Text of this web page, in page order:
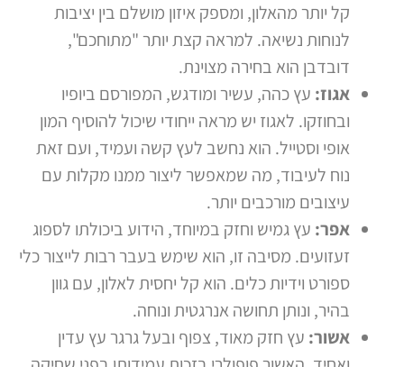
קל יותר מהאלון, ומספק איזון מושלם בין יציבות
לנוחות נשיאה. למראה קצת יותר "מתוחכם",
דובדבן הוא בחירה מצוינת.
אגוז:עץ כהה, עשיר ומודגש, המפורסם ביופיו
ובחוזקו. לאגוז יש מראה ייחודי שיכול להוסיף המון
אופי וסטייל. הוא נחשב לעץ קשה ועמיד, ועם זאת
נוח לעיבוד, מה שמאפשר ליצור ממנו מקלות עם
עיצובים מורכבים יותר.
אפר:עץ גמיש וחזק במיוחד, הידוע ביכולתו לספוג
זעזועים. מסיבה זו, הוא שימש בעבר רבות לייצור כלי
ספורט וידיות כלים. הוא קל יחסית לאלון, עם גוון
בהיר, ונותן תחושה אנרגטית ונוחה.
אשור:עץ חזק מאוד, צפוף ובעל גרגר עץ עדין